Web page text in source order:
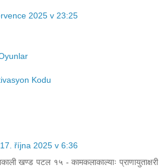
2025 v 23:25
Kodu
17. října 2025 v 6:36
खण्ड पटल १५ - कामकलाकाल्याः प्राणायुताक्षरी